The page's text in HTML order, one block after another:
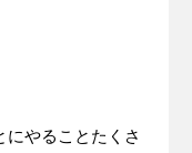
やることたくさ